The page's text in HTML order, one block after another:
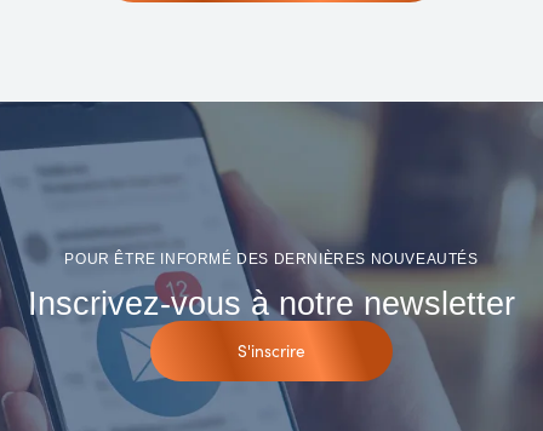
POUR ÊTRE INFORMÉ DES DERNIÈRES NOUVEAUTÉS
Inscrivez-vous à notre newsletter
S'inscrire